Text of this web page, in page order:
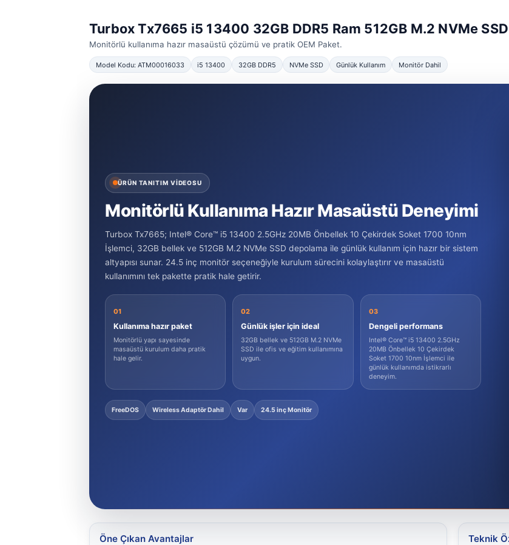
Turbox Tx7665 i5 13400 32GB DDR5 Ram 512GB M.2 NVMe
Monitörlü kullanıma hazır masaüstü çözümü ve pratik OEM Paket.
Model Kodu: ATM00016033 i5 13400 32GB DDR5 NVMe SSD Günlük Kullanım Monitör Dahil
ÜRÜN TANITIM VİDEOSU
Monitörlü Kullanıma Hazır Masaüstü Deneyimi
Turbox Tx7665; Intel® Core™ i5 13400 2.5GHz 20MB Önbellek 10 Çekirdek Soket 1700 10nm
İşlemci, 32GB bellek ve 512GB M.2 NVMe SSD depolama ile günlük kullanım için hazır bir sistem
altyapısı sunar. 24.5 inç monitör seçeneğiyle kurulum sürecini kolaylaştırır ve masaüstü
kullanımını tek pakette pratik hale getirir.
01
Kullanıma hazır paket
Monitörlü yapı sayesinde
masaüstü kurulum daha pratik
hale gelir.
02
Günlük işler için ideal
32GB bellek ve 512GB M.2 NVMe
SSD ile ofis ve eğitim kullanımına
uygun.
03
Dengeli performans
Intel® Core™ i5 13400 2.5GHz
20MB Önbellek 10 Çekirdek
Soket 1700 10nm İşlemci ile
günlük kullanımda istikrarlı
deneyim.
FreeDOS Wireless Adaptör Dahil Var 24.5 inç Monitör
Öne Çıkan Avantajlar Teknik